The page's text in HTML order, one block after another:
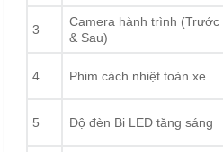
3
Camera hành trình (Trước
& Sau)
4 Phim cách nhiệt toàn xe
5 Độ đèn Bi LED tăng sáng